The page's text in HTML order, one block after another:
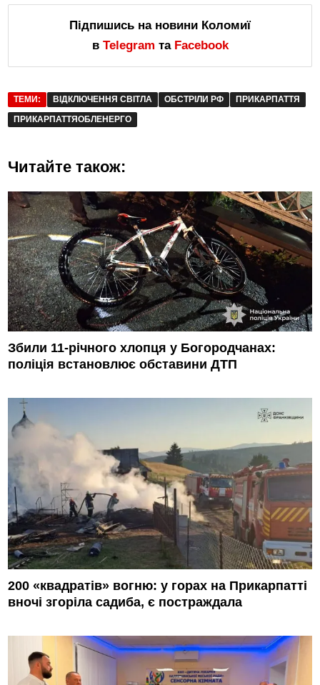
Підпишись на новини Коломиї
в Telegram та Facebook
ТЕМИ: ВІДКЛЮЧЕННЯ СВІТЛА ОБСТРІЛИ РФ
ПРИКАРПАТТЯ
ПРИКАРПАТТЯОБЛЕНЕРГО
Читайте також:
Збили 11-річного хлопця у Богородчанах:
поліція встановлює обставини ДТП
200 «квадратів» вогню: у горах на Прикарпатті
вночі згоріла садиба, є постраждала